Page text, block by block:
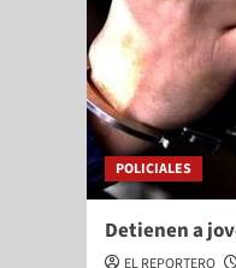
POLICIALES
Detienen a